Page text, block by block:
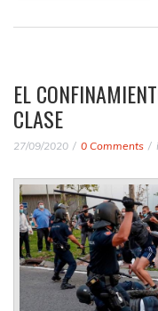
EL
CLASE
27/09/2020 0 Comments